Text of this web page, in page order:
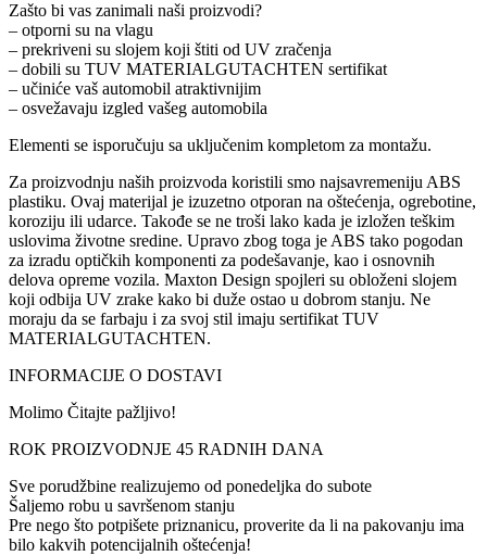
Zašto bi vas zanimali naši proizvodi?
– otporni su na vlagu
– prekriveni su slojem koji štiti od UV zračenja
– dobili su TUV MATERIALGUTACHTEN sertifikat
– učiniće vaš automobil atraktivnijim
– osvežavaju izgled vašeg automobila
Elementi se isporučuju sa uključenim kompletom za montažu.
Za proizvodnju naših proizvoda koristili smo najsavremeniju ABS
plastiku. Ovaj materijal je izuzetno otporan na oštećenja, ogrebotine,
koroziju ili udarce. Takođe se ne troši lako kada je izložen teškim
uslovima životne sredine. Upravo zbog toga je ABS tako pogodan
za izradu optičkih komponenti za podešavanje, kao i osnovnih
delova opreme vozila. Maxton Design spojleri su obloženi slojem
koji odbija UV zrake kako bi duže ostao u dobrom stanju. Ne
moraju da se farbaju i za svoj stil imaju sertifikat TUV
MATERIALGUTACHTEN.
INFORMACIJE O DOSTAVI
Molimo Čitajte pažljivo!
ROK PROIZVODNJE 45 RADNIH DANA
Sve porudžbine realizujemo od ponedeljka do subote
Šaljemo robu u savršenom stanju
Pre nego što potpišete priznanicu, proverite da li na pakovanju ima
bilo kakvih potencijalnih oštećenja!